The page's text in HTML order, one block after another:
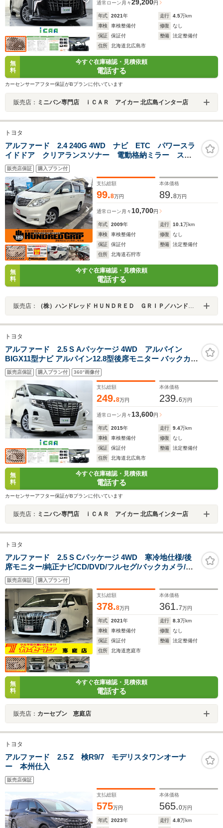
通常ローン 月々29,200円
年式 2021年 走行 4.5万km
車検
車検整備付 修復
なし
保証
保証付 整備
法定整備付
住所
北海道北広島市
無
料
今すぐ在庫確認・見積依頼
電話する
カーセンサーアフター保証がBプランに付いています
販売店： ミニバン専門店 ｉＣＡＲ アイカー 北広島インター店
トヨタ
アルファード 2.4 240G 4WD ナビ ETC パワースラ
イドドア クリアランスソナー 電動格納ミラー ステ
アリングスイッチ プッシュスタート 純正ホイール
展示80台
販売店保証 購入プラン付
支払総額
99.8万円
本体価格
89.8万円
通常ローン 月々 10,700円
年式 2009年 走行 10.1万km
車検
車検整備付 修復
なし
保証
保証付 整備
法定整備付
住所
北海道石狩市
無
料
今すぐ在庫確認・見積依頼
電話する
販売店： （株）ハンドレッド ＨＵＮＤＲＥＤ ＧＲＩＰ／ハンドレッドグリップ
トヨタ
アルファード 2.5 S Aパッケージ 4WD アルパイン
BIGX11型ナビ アルパイン12.8型後席モニター バックカメ
ラ レーダークルーズコントロール プリクラッシュセーフ
ティ インテリジェントクリアランスソナー 革調シートカ
バー 助手席超ロングスライドシート
販売店保証 購入プラン付 360°画像付
支払総額
249.8万円
本体価格
239.6万円
通常ローン 月々 13,600円
年式 2015年 走行 9.4万km
車検
車検整備付 修復
なし
保証
保証付 整備
法定整備付
住所
北海道北広島市
無
料
今すぐ在庫確認・見積依頼
電話する
カーセンサーアフター保証がBプランに付いています
販売店： ミニバン専門店 ｉＣＡＲ アイカー 北広島インター店
トヨタ
アルファード 2.5 S Cパッケージ 4WD 寒冷地仕様/後
席モニター/純正ナビ/CD/DVD/フルセグ/バックカメラ/レ
ーダークルーズコントロール/両側パワスラ/シートヒータ
ー&エアコン/ハンドルヒーター/デジタルインナーミラー/
純正エンスタ/ドラレコ/
販売店保証 購入プラン付
支払総額
378.8万円
本体価格
361.7万円
年式 2021年 走行 8.3万km
車検
車検整備付 修復
なし
保証
保証付 整備
法定整備付
住所
北海道恵庭市
無
料
今すぐ在庫確認・見積依頼
電話する
販売店： カーセブン 恵庭店
トヨタ
アルファード 2.5 Z 検R9/7 モデリスタワンオーナ
ー 本州仕入
販売店保証
支払総額
575万円
本体価格
565.0万円
年式 2023年 走行 4.8万km